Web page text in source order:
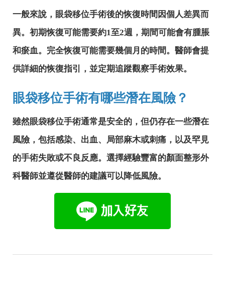
一般來說，眼袋移位手術後的恢復時間因個人差異而
異。初期恢復可能需要約1至2週，期間可能會有腫脹
和瘀血。完全恢復可能需要幾個月的時間。醫師會提
供詳細的恢復指引，並定期追蹤觀察手術效果。
眼袋移位手術有哪些潛在風險？
雖然眼袋移位手術通常是安全的，但仍存在一些潛在
風險，包括感染、出血、局部麻木或刺痛，以及罕見
的手術失敗或不良反應。選擇經驗豐富的顏面整形外
科醫師並遵從醫師的建議可以降低風險。